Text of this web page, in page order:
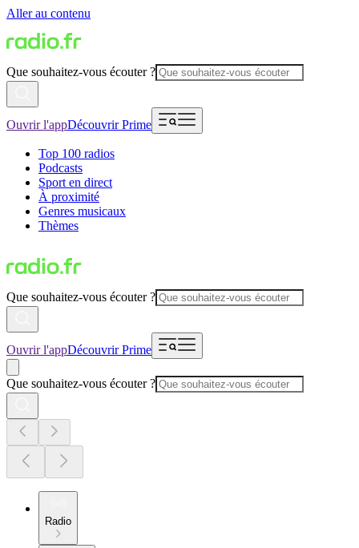
Aller au contenu
Que souhaitez-vous écouter ?
Ouvrir l'appDécouvrir Prime
Top 100 radios
Podcasts
Sport en direct
À proximité
Genres musicaux
Thèmes
Que souhaitez-vous écouter ?
Ouvrir l'appDécouvrir Prime
Que souhaitez-vous écouter ?
Radio